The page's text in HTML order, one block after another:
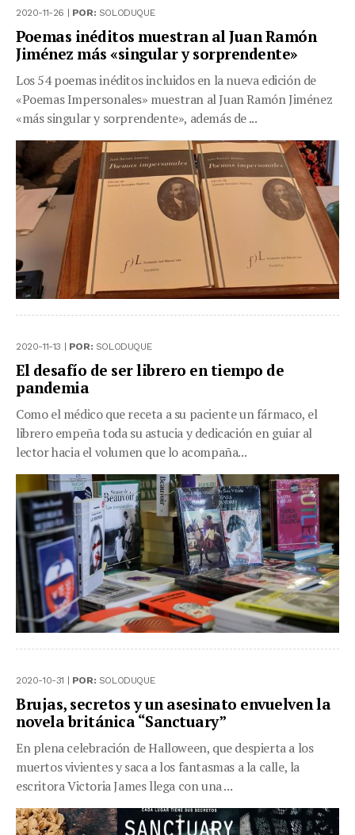
2020-11-26 | POR: SOLODUQUE
Poemas inéditos muestran al Juan Ramón
Jiménez más «singular y sorprendente»
Los 54 poemas inéditos incluidos en la nueva edición de
«Poemas Impersonales» muestran al Juan Ramón Jiménez
«más singular y sorprendente», además de ...
2020-11-13 | POR: SOLODUQUE
El desafío de ser librero en tiempo de
pandemia
Como el médico que receta a su paciente un fármaco, el
librero empeña toda su astucia y dedicación en guiar al
lector hacia el volumen que lo acompaña...
2020-10-31 | POR: SOLODUQUE
Brujas, secretos y un asesinato envuelven la
novela británica “Sanctuary”
En plena celebración de Halloween, que despierta a los
muertos vivientes y saca a los fantasmas a la calle, la
escritora Victoria James llega con una ...